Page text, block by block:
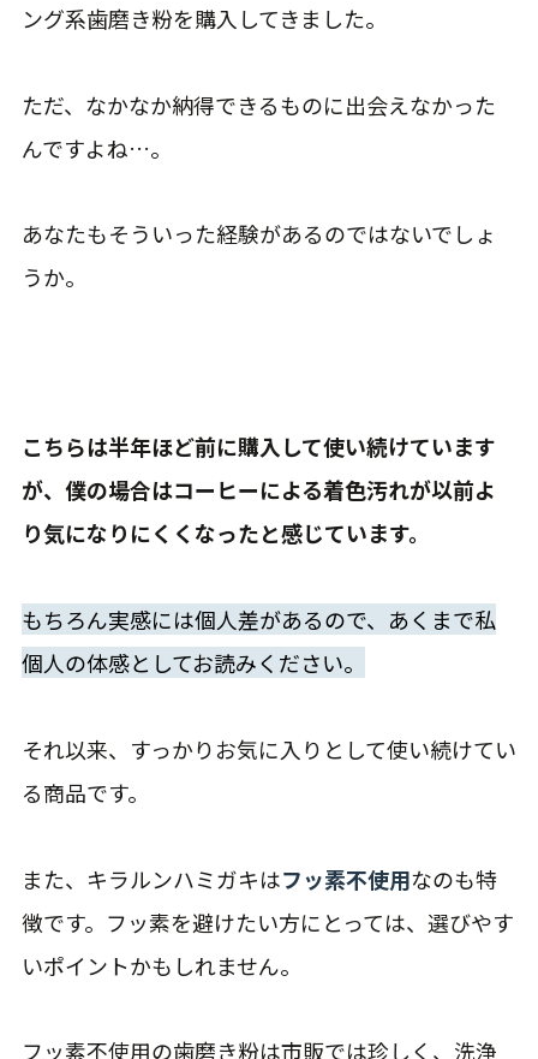
ング系歯磨き粉を購入してきました。
ただ、なかなか納得できるものに出会えなかった
んですよね…。
あなたもそういった経験があるのではないでしょ
うか。
こちらは半年ほど前に購入して使い続けています
が、僕の場合はコーヒーによる着色汚れが以前よ
り気になりにくくなったと感じています。
もちろん実感には個人差があるので、あくまで私
個人の体感としてお読みください。
それ以来、すっかりお気に入りとして使い続けてい
る商品です。
また、キラルンハミガキはフッ素不使用なのも特
徴です。フッ素を避けたい方にとっては、選びやす
いポイントかもしれません。
フッ素不使用の歯磨き粉は市販では珍しく、洗浄